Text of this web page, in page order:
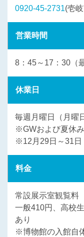
0920-45-2731(壱
営業時間
8：45～17：30（
休業日
毎週月曜日（月曜
※GWおよび夏休
※12月29日～31
料金
常設展示室観覧料
一般410円、高校
あり
※博物館の入館自